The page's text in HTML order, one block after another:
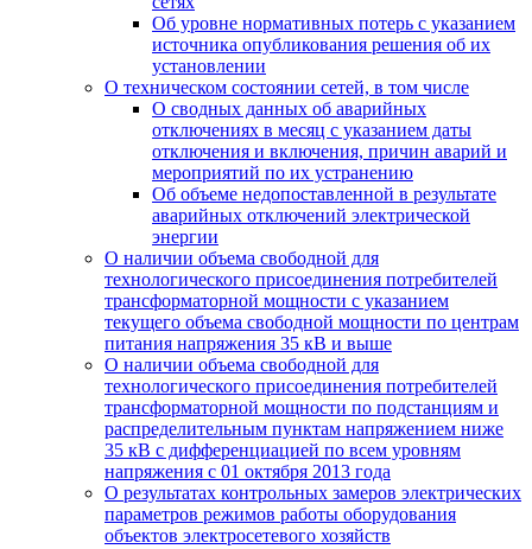
Об уровне нормативных потерь с указанием
источника опубликования решения об их
установлении
О техническом состоянии сетей, в том числе
О сводных данных об аварийных
отключениях в месяц с указанием даты
отключения и включения, причин аварий и
мероприятий по их устранению
Об объеме недопоставленной в результате
аварийных отключений электрической
энергии
О наличии объема свободной для
технологического присоединения потребителей
трансформаторной мощности с указанием
текущего объема свободной мощности по центрам
питания напряжения 35 кВ и выше
О наличии объема свободной для
технологического присоединения потребителей
трансформаторной мощности по подстанциям и
распределительным пунктам напряжением ниже
35 кВ с дифференциацией по всем уровням
напряжения с 01 октября 2013 года
О результатах контрольных замеров электрических
параметров режимов работы оборудования
объектов электросетевого хозяйств